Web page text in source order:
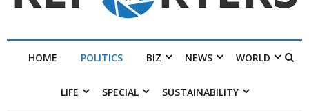
HOME POLITICS BIZ NEWS WORLD
LIFE SPECIAL SUSTAINABILITY